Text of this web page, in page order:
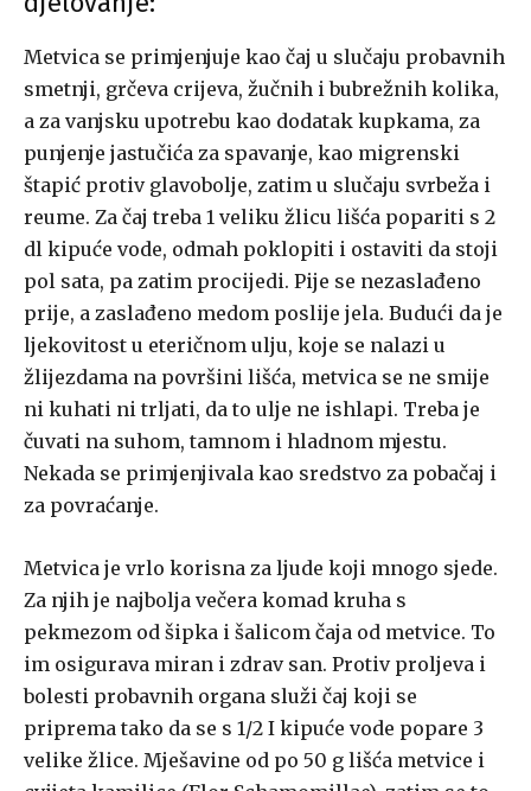
Metvica se primjenjuje kao čaj u slučaju probavnih
smetnji, grčeva crijeva, žučnih i bubrežnih kolika,
a za vanjsku upotrebu kao dodatak kupkama, za
punjenje jastučića za spavanje, kao migrenski
štapić protiv glavobolje, zatim u slučaju svrbeža i
reume. Za čaj treba 1 veliku žlicu lišća popariti s 2
dl kipuće vode, odmah poklopiti i ostaviti da stoji
pol sata, pa zatim procijedi. Pije se nezaslađeno
prije, a zaslađeno medom poslije jela. Budući da je
ljekovitost u eteričnom ulju, koje se nalazi u
žlijezdama na površini lišća, metvica se ne smije
ni kuhati ni trljati, da to ulje ne ishlapi. Treba je
čuvati na suhom, tamnom i hladnom mjestu.
Nekada se primjenjivala kao sredstvo za pobačaj i
za povraćanje.
Metvica je vrlo korisna za ljude koji mnogo sjede.
Za njih je najbolja večera komad kruha s
pekmezom od šipka i šalicom čaja od metvice. To
im osigurava miran i zdrav san. Protiv proljeva i
bolesti probavnih organa služi čaj koji se
priprema tako da se s 1/2 I kipuće vode popare 3
velike žlice. Mješavine od po 50 g lišća metvice i